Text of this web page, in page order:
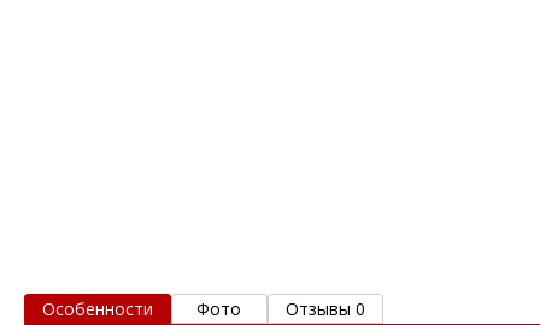
Особенности Фото Отзывы 0